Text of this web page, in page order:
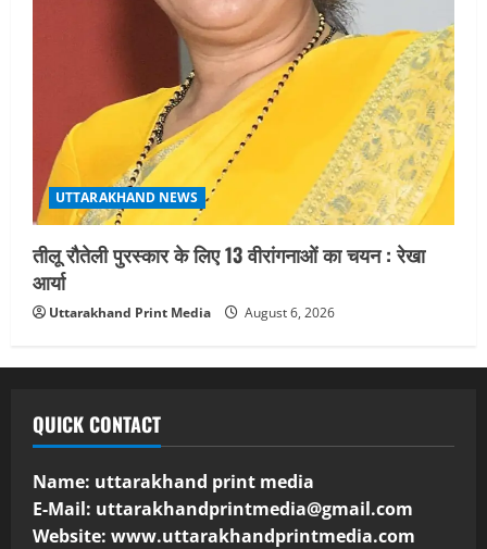
UTTARAKHAND NEWS
तीलू रौतेली पुरस्कार के लिए 13 वीरांगनाओं का चयन : रेखा
आर्या
Uttarakhand Print Media August 6, 2026
QUICK CONTACT
Name: uttarakhand print media
E-Mail: uttarakhandprintmedia@gmail.com
Website: www.uttarakhandprintmedia.com